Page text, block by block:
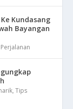
Kundasang
Bayangan
,Tips